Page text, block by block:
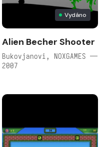
Vydáno
Alien Becher Shooter
Bukovjanovi, NOXGAMES —
2007